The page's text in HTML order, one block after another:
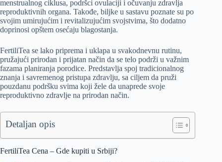
menstrualnog ciklusa, podršci ovulaciji i očuvanju zdravlja
reproduktivnih organa. Takođe, biljke u sastavu poznate su po
svojim umirujućim i revitalizujućim svojstvima, što dodatno
doprinosi opštem osećaju blagostanja.
FertiliTea se lako priprema i uklapa u svakodnevnu rutinu,
pružajući prirodan i prijatan način da se telo podrži u važnim
fazama planiranja porodice. Predstavlja spoj tradicionalnog
znanja i savremenog pristupa zdravlju, sa ciljem da pruži
pouzdanu podršku svima koji žele da unaprede svoje
reproduktivno zdravlje na prirodan način.
Detaljan opis
FertiliTea Cena – Gde kupiti u Srbiji?